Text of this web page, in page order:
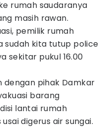
rumah saudaranya
masih rawan.
pemilik rumah
sudah kita tutup police
sekitar pukul 16.00
dengan pihak Damkar
barang
lantai rumah
digerus air sungai.